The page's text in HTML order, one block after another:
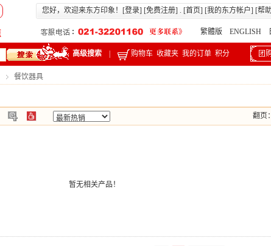
您好，欢迎来东方印象！[登录] [免费注册] . [首页] [我的东方帐户] [帮
繁體版 ENGLISH
高级搜索 购物车 收藏夹 我的订单 积分 团
餐饮器具
翻页
暂无相关产品！